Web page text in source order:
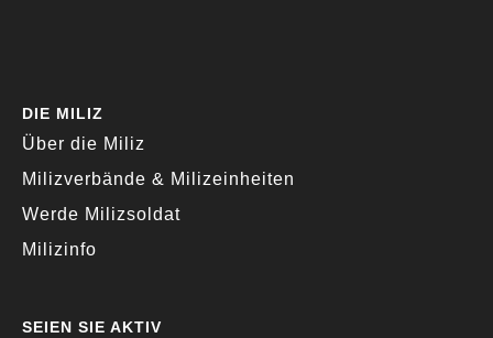
DIE MILIZ
Über die Miliz
Milizverbände & Milizeinheiten
Werde Milizsoldat
Milizinfo
SEIEN SIE AKTIV